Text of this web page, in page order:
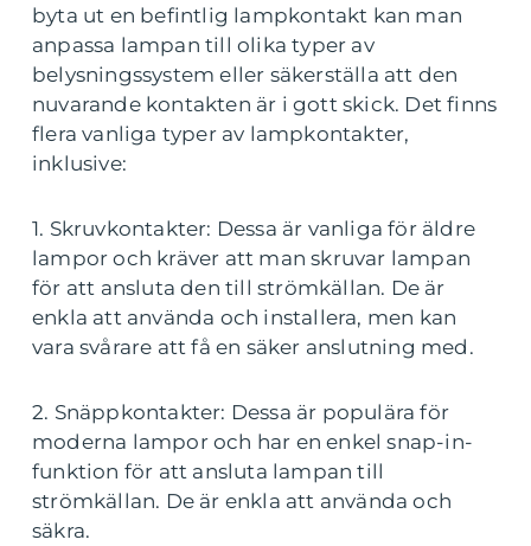
byta ut en befintlig lampkontakt kan man
anpassa lampan till olika typer av
belysningssystem eller säkerställa att den
nuvarande kontakten är i gott skick. Det finns
flera vanliga typer av lampkontakter,
inklusive:
1. Skruvkontakter: Dessa är vanliga för äldre
lampor och kräver att man skruvar lampan
för att ansluta den till strömkällan. De är
enkla att använda och installera, men kan
vara svårare att få en säker anslutning med.
2. Snäppkontakter: Dessa är populära för
moderna lampor och har en enkel snap-in-
funktion för att ansluta lampan till
strömkällan. De är enkla att använda och
säkra.